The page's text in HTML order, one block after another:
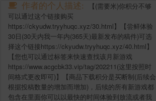
作者的个人描述:
【(需要米)你积分不够
可以通过这个链接购买
https://ckyudw.tryyhuqc.xyz/30.html】【尝鲜体验
30日(30天内我一年内(365天)最新发布的稿件)可选
择这个链接https://ckyudw.tryyhuqc.xyz/40.html】
【您也可以通过标签来快速查找该月新游戏
https://www.acgcbk33.vip/tag/202211(这里按照时
间格式更改即可)】【商品下载积分是买断制(后续会
根据投稿数量的增加而增加)，后续的所有新游戏都
包含在里面你可以以最快的时间体验到放流或者我